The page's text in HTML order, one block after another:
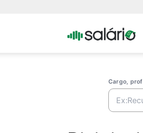
Cargo,